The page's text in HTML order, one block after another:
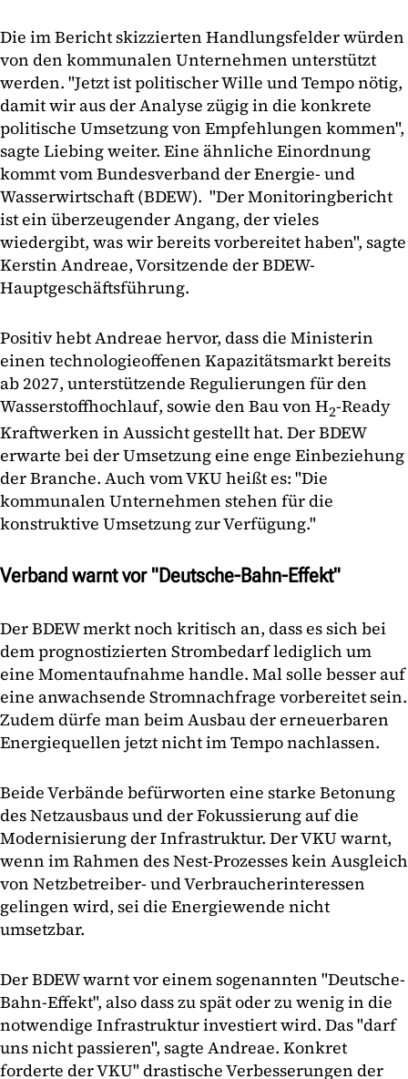
Die im Bericht skizzierten Handlungsfelder würden
von den kommunalen Unternehmen unterstützt
werden. "Jetzt ist politischer Wille und Tempo nötig,
damit wir aus der Analyse zügig in die konkrete
politische Umsetzung von Empfehlungen kommen",
sagte Liebing weiter. Eine ähnliche Einordnung
kommt vom Bundesverband der Energie- und
Wasserwirtschaft (BDEW). "Der Monitoringbericht
ist ein überzeugender Angang, der vieles
wiedergibt, was wir bereits vorbereitet haben", sagte
Kerstin Andreae, Vorsitzende der BDEW-
Hauptgeschäftsführung.
Positiv hebt Andreae hervor, dass die Ministerin
einen technologieoffenen Kapazitätsmarkt bereits
ab 2027, unterstützende Regulierungen für den
Wasserstoffhochlauf, sowie den Bau von H2-Ready
Kraftwerken in Aussicht gestellt hat. Der BDEW
erwarte bei der Umsetzung eine enge Einbeziehung
der Branche. Auch vom VKU heißt es: "Die
kommunalen Unternehmen stehen für die
konstruktive Umsetzung zur Verfügung."
Verband warnt vor "Deutsche-Bahn-Effekt"
Der BDEW merkt noch kritisch an, dass es sich bei
dem prognostizierten Strombedarf lediglich um
eine Momentaufnahme handle. Mal solle besser auf
eine anwachsende Stromnachfrage vorbereitet sein.
Zudem dürfe man beim Ausbau der erneuerbaren
Energiequellen jetzt nicht im Tempo nachlassen.
Beide Verbände befürworten eine starke Betonung
des Netzausbaus und der Fokussierung auf die
Modernisierung der Infrastruktur. Der VKU warnt,
wenn im Rahmen des Nest-Prozesses kein Ausgleich
von Netzbetreiber- und Verbraucherinteressen
gelingen wird, sei die Energiewende nicht
umsetzbar.
Der BDEW warnt vor einem sogenannten "Deutsche-
Bahn-Effekt", also dass zu spät oder zu wenig in die
notwendige Infrastruktur investiert wird. Das "darf
uns nicht passieren", sagte Andreae. Konkret
forderte der VKU" drastische Verbesserungen der